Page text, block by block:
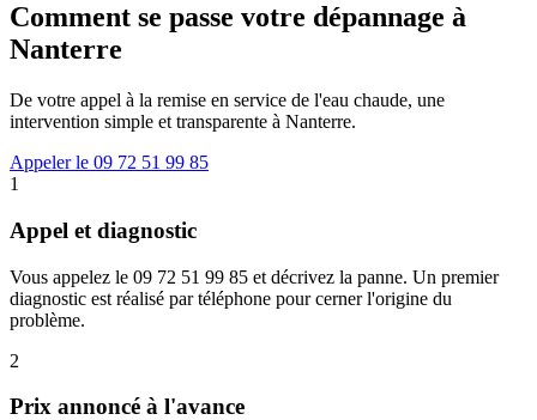
Comment se passe votre dépannage à
Nanterre
De votre appel à la remise en service de l'eau chaude, une
intervention simple et transparente à Nanterre.
Appeler le 09 72 51 99 85
1
Appel et diagnostic
Vous appelez le 09 72 51 99 85 et décrivez la panne. Un premier
diagnostic est réalisé par téléphone pour cerner l'origine du
problème.
2
Prix annoncé à l'avance